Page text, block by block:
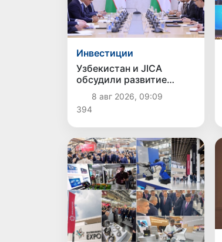
Инвестиции
Узбекистан и JICA
обсудили развитие
свободных
экономических зон и
привлечение инвестиций
8 авг 2026, 09:09
394